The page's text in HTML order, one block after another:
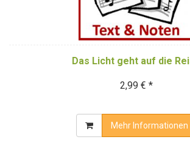
Das Licht geht auf die
2,99 € *
Mehr Informationen